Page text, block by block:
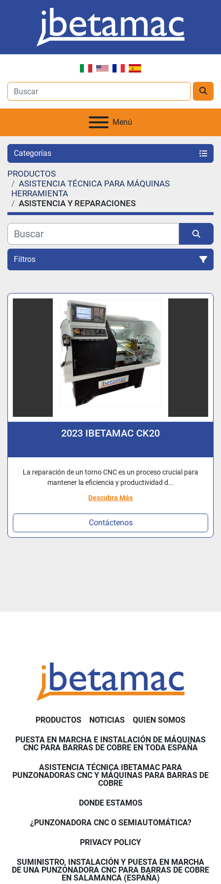
Menú
Categorías
PRODUCTOS
ASISTENCIA TÉCNICA PARA MÁQUINAS
HERRAMIENTA
ASISTENCIA Y REPARACIONES
Filtros
2023 IBETAMAC CK20
La reparación de un torno CNC es un proceso crucial para
mantener la eficiencia y productividad d...
Descubra Más
Contáctenos
PRODUCTOS NOTICIAS QUIEN SOMOS
PUESTA EN MARCHA E INSTALACIÓN DE MÁQUINAS
CNC PARA BARRAS DE COBRE EN TODA ESPAÑA
ASISTENCIA TÉCNICA IBETAMAC PARA
PUNZONADORAS CNC Y MÁQUINAS PARA BARRAS DE
COBRE
DONDE ESTAMOS
¿PUNZONADORA CNC O SEMIAUTOMÁTICA?
PRIVACY POLICY
SUMINISTRO, INSTALACIÓN Y PUESTA EN MARCHA
DE UNA PUNZONADORA CNC PARA BARRAS DE COBRE
EN SALAMANCA (ESPAÑA)